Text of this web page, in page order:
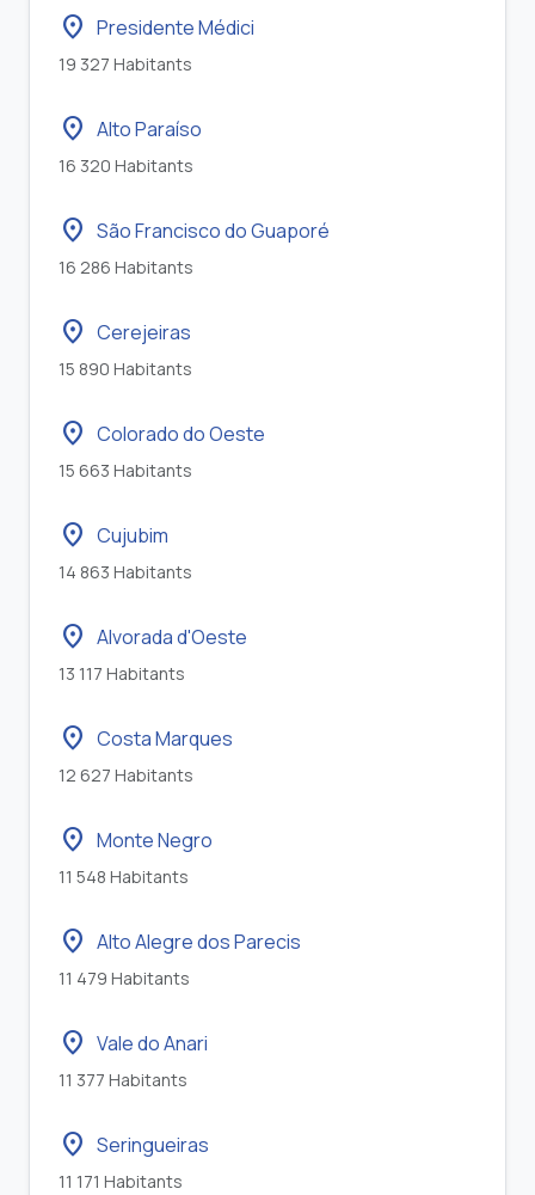
location_on Presidente Médici
19 327 Habitants
location_on Alto Paraíso
16 320 Habitants
location_on São Francisco do Guaporé
16 286 Habitants
location_on Cerejeiras
15 890 Habitants
location_on Colorado do Oeste
15 663 Habitants
location_on Cujubim
14 863 Habitants
location_on Alvorada d'Oeste
13 117 Habitants
location_on Costa Marques
12 627 Habitants
location_on Monte Negro
11 548 Habitants
location_on Alto Alegre dos Parecis
11 479 Habitants
location_on Vale do Anari
11 377 Habitants
location_on Seringueiras
11 171 Habitants